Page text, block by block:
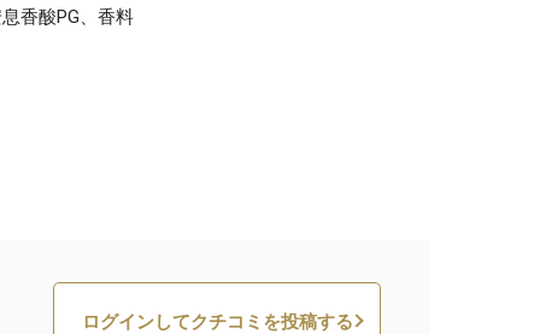
香酸PG、香料
ログインしてクチコミを投稿する